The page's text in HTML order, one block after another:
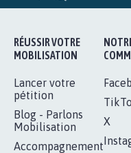
AGRESSION
SOYONS
16.843 signatures